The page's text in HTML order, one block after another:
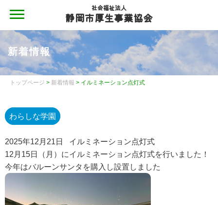
社会福祉法人
静岡市厚生事業協会
静岡市厚生事業協会
静岡市厚生事業協会について
静岡市厚生事業協会について
施設案内
情報公開
情報公開
等）
新着情報
トップページ > 新着情報 > イルミネーション点灯式
わらしな学園
2025年12月21日
イルミネーション点灯式
12月15日（月）にイルミネーション点灯式を行いました！
今年はバルーンサンタを購入し設置しました